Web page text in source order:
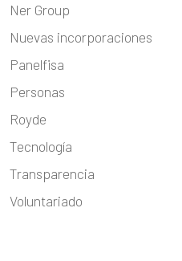
Ner Group
Nuevas incorporaciones
Panelfisa
Personas
Royde
Tecnología
Transparencia
Voluntariado